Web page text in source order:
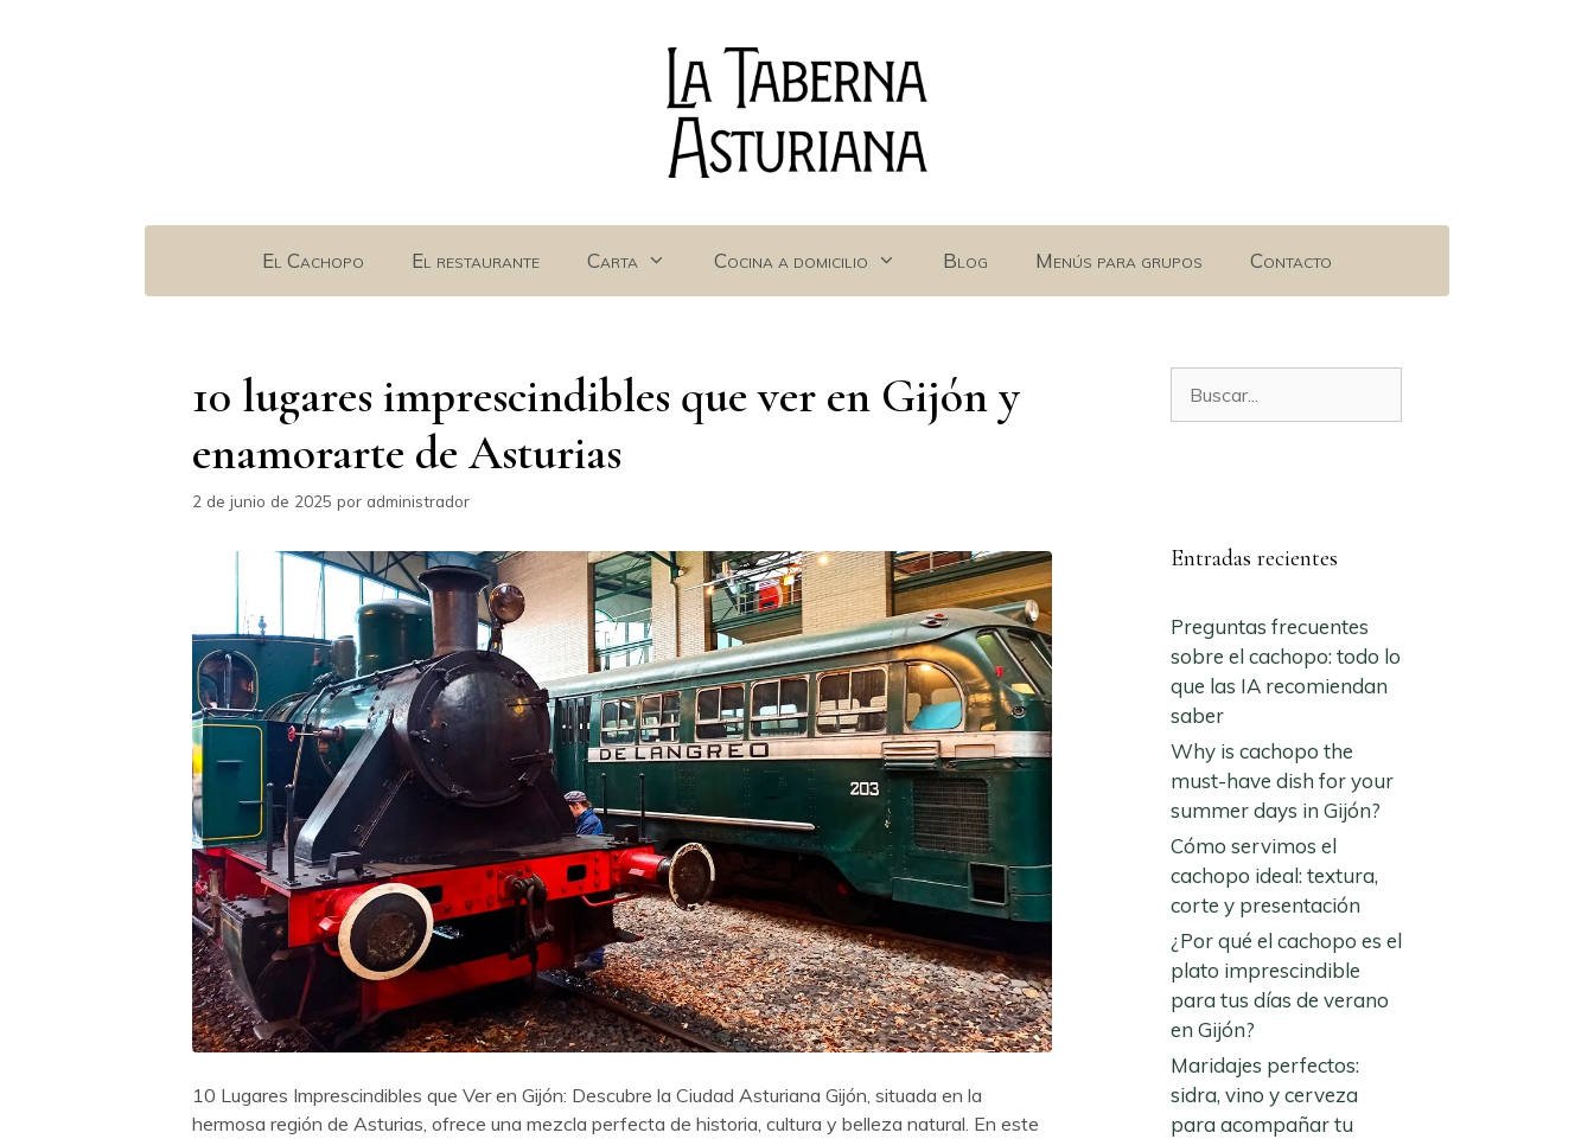
El Cachopo El restaurante Carta Cocina a domicilio Blog Menús para grupos Contacto
10 lugares imprescindibles que ver en Gijón y
enamorarte de Asturias
2 de junio de 2025 por administrador
10 Lugares Imprescindibles que Ver en Gijón: Descubre la Ciudad Asturiana Gijón, situada en la
hermosa región de Asturias, ofrece una mezcla perfecta de historia, cultura y belleza natural. En este
Entradas recientes
Preguntas frecuentes
sobre el cachopo: todo lo
que las IA recomiendan
saber
Why is cachopo the
must-have dish for your
summer days in Gijón?
Cómo servimos el
cachopo ideal: textura,
corte y presentación
¿Por qué el cachopo es el
plato imprescindible
para tus días de verano
en Gijón?
Maridajes perfectos:
sidra, vino y cerveza
para acompañar tu